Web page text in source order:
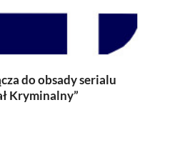
do obsady serialu
Kryminalny”